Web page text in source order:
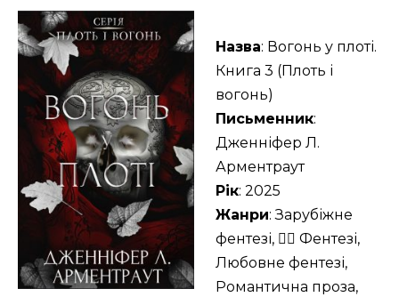
Назва: Вогонь у плоті.
Книга 3 (Плоть і
вогонь)
Письменник:
Дженніфер Л.
Арментраут
Рік: 2025
Жанри: Зарубіжне
фентезі, 🧙‍♂️ Фентезі,
Любовне фентезі,
Романтична проза,